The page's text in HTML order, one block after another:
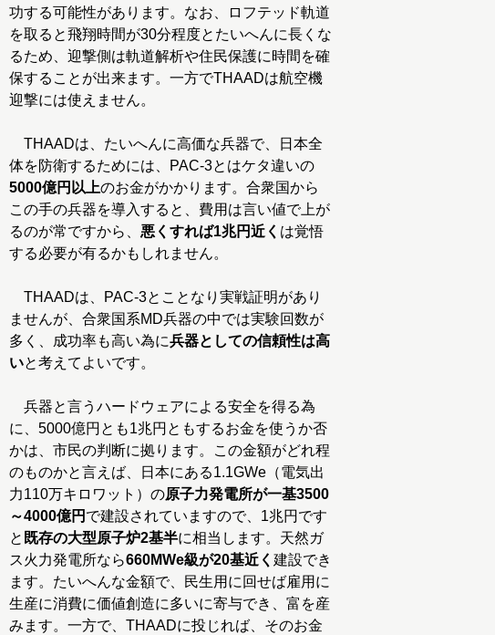
功する可能性があります。なお、ロフテッド軌道
を取ると飛翔時間が30分程度とたいへんに長くな
るため、迎撃側は軌道解析や住民保護に時間を確
保することが出来ます。一方でTHAADは航空機
迎撃には使えません。
THAADは、たいへんに高価な兵器で、日本全
体を防衛するためには、PAC-3とはケタ違いの
5000億円以上のお金がかかります。合衆国から
この手の兵器を導入すると、費用は言い値で上が
るのが常ですから、 悪くすれば1兆円近く は覚悟
する必要が有るかもしれません。
THAADは、PAC-3とことなり実戦証明があり
ませんが、合衆国系MD兵器の中では実験回数が
多く、成功率も高い為に兵器としての信頼性は高
いと考えてよいです。
兵器と言うハードウェアによる安全を得る為
に、5000億円とも1兆円ともするお金を使うか否
かは、市民の判断に拠ります。この金額がどれ程
のものかと言えば、日本にある1.1GWe（電気出
力110万キロワット）の原子力発電所が一基3500
～4000億円 で建設されていますので、1兆円です
と 既存の大型原子炉2基半に相当します。天然ガ
ス火力発電所なら660MWe級が20基近く 建設でき
ます。たいへんな金額で、民生用に回せば雇用に
生産に消費に価値創造に多いに寄与でき、富を産
みます。一方で、THAADに投じれば、そのお金